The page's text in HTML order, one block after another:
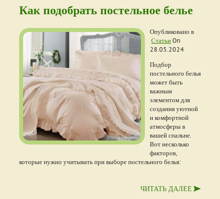
Как подобрать постельное белье
Опубликовано в
СтатьиOn
28.05.2024
Подбор
постельного белья
может быть
важным
элементом для
создания уютной
и комфортной
атмосферы в
вашей спальне.
Вот несколько
факторов,
которые нужно учитывать при выборе постельного белья:
ЧИТАТЬ ДАЛЕЕ